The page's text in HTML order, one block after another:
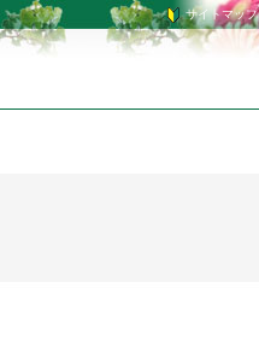
サイトマップ